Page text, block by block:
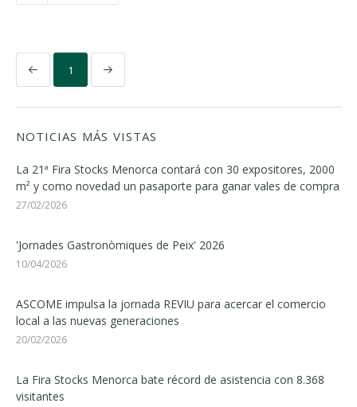
1
NOTICIAS MÁS VISTAS
La 21ª Fira Stocks Menorca contará con 30 expositores, 2000
m² y como novedad un pasaporte para ganar vales de compra
27/02/2026
'Jornades Gastronòmiques de Peix' 2026
10/04/2026
ASCOME impulsa la jornada REVIU para acercar el comercio
local a las nuevas generaciones
20/02/2026
La Fira Stocks Menorca bate récord de asistencia con 8.368
visitantes